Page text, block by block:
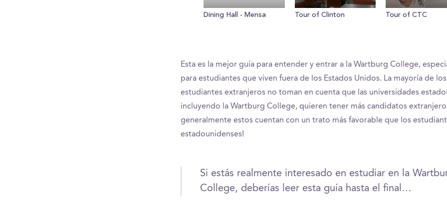
Dining Hall - Mensa Tour of Clinton Tour of CTC
Esta es la mejor guía para entender y entrar a la Wartburg College,
para estudiantes que viven fuera de los Estados Unidos. La mayoría de los
estudiantes extranjeros no toman en cuenta que las universidades
incluyendo la Wartburg College, quieren tener más candidatos
generalmente estos cuentan con un trato más favorable que los
estadounidenses!
Si estás realmente interesado en estudiar en la
College, deberías leer esta guía hasta el final…